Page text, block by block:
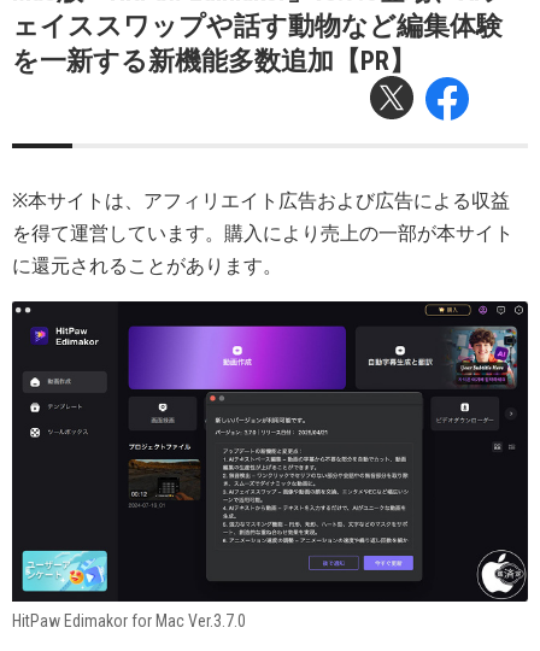
ェイススワップや話す動物など編集体験
を一新する新機能多数追加【PR】
※本サイトは、アフィリエイト広告および広告による収益
を得て運営しています。購入により売上の一部が本サイト
に還元されることがあります。
HitPaw Edimakor for Mac Ver.3.7.0